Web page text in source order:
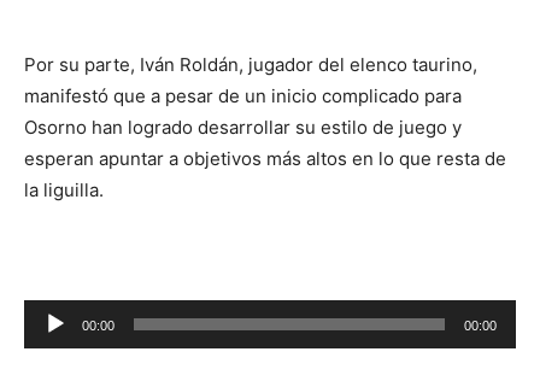
Por su parte, Iván Roldán, jugador del elenco taurino,
manifestó que a pesar de un inicio complicado para
Osorno han logrado desarrollar su estilo de juego y
esperan apuntar a objetivos más altos en lo que resta de
la liguilla.
Reproductor
de
00:00 00:00